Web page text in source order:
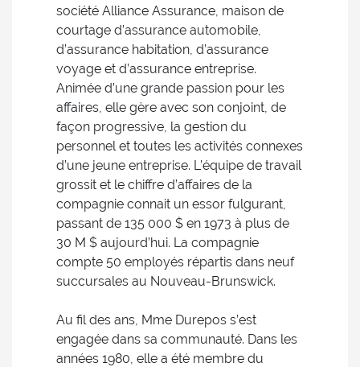
société Alliance Assurance, maison de
courtage d’assurance automobile,
d’assurance habitation, d’assurance
voyage et d’assurance entreprise.
Animée d’une grande passion pour les
affaires, elle gère avec son conjoint, de
façon progressive, la gestion du
personnel et toutes les activités connexes
d’une jeune entreprise. L’équipe de travail
grossit et le chiffre d’affaires de la
compagnie connait un essor fulgurant,
passant de 135 000 $ en 1973 à plus de
30 M $ aujourd’hui. La compagnie
compte 50 employés répartis dans neuf
succursales au Nouveau-Brunswick.
Au fil des ans, Mme Durepos s’est
engagée dans sa communauté. Dans les
années 1980, elle a été membre du